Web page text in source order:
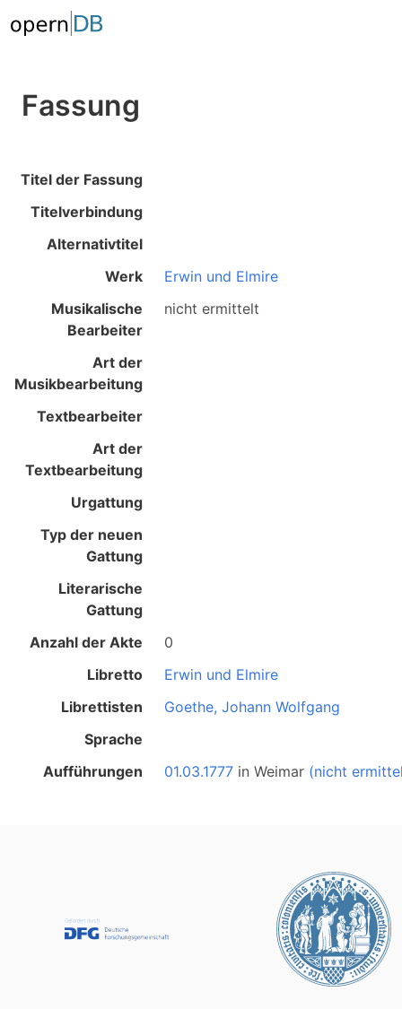
Fassung
Titel der Fassung
Titelverbindung
Alternativtitel
Werk
Erwin und Elmire
Musikalische
Bearbeiter
nicht ermittelt
Art der
Musikbearbeitung
Textbearbeiter
Art der
Textbearbeitung
Urgattung
Typ der neuen
Gattung
Literarische
Gattung
Anzahl der Akte
0
Libretto
Erwin und Elmire
Librettisten
Goethe, Johann Wolfgang
Sprache
Aufführungen
01.03.1777 inWeimar (nicht